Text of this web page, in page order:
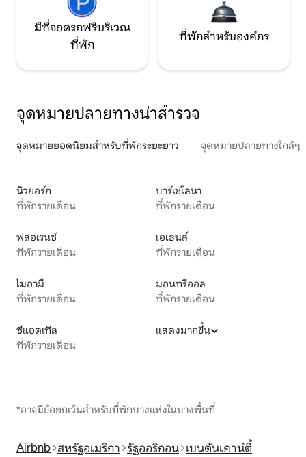
มีที่จอดรถฟรีบริเวณ
ที่พัก
ที่พักสำหรับองค์กร
จุดหมายปลายทางน่าสำรวจ
จุดหมายยอดนิยมสำหรับที่พักระยะยาว จุดหมายปลายทางใกล้ๆ
นิวยอร์ก
ที่พักรายเดือน
บาร์เซโลนา
ที่พักรายเดือน
ฟลอเรนซ์
ที่พักรายเดือน
เอเธนส์
ที่พักรายเดือน
ไมอามี
ที่พักรายเดือน
มอนทรีออล
ที่พักรายเดือน
ซีแอตเทิล
ที่พักรายเดือน
แสดงมากขึ้น
*อาจมีข้อยกเว้นสำหรับที่พักบางแห่งในบางพื้นที่
Airbnb สหรัฐอเมริกา รัฐออริกอน เบนตันเคาน์ตี้